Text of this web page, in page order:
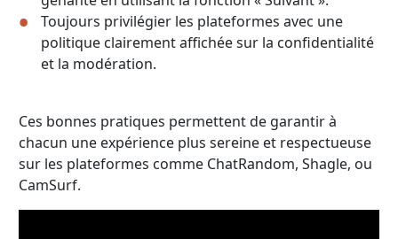
Toujours privilégier les plateformes avec une
politique clairement affichée sur la confidentialité
et la modération.
Ces bonnes pratiques permettent de garantir à
chacun une expérience plus sereine et respectueuse
sur les plateformes comme ChatRandom, Shagle, ou
CamSurf.